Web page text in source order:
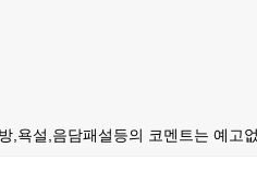
,욕설,음담패설등의 코멘트는 예고